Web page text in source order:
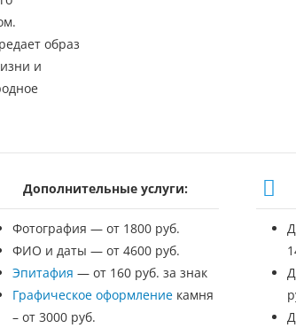
образ
и
Дополнительные услуги:
Фотография — от 1800 руб.
ФИО и даты — от 4600 руб.
Эпитафия — от 160 руб. за знак
Графическое оформлениекамня
– от 3000 руб.